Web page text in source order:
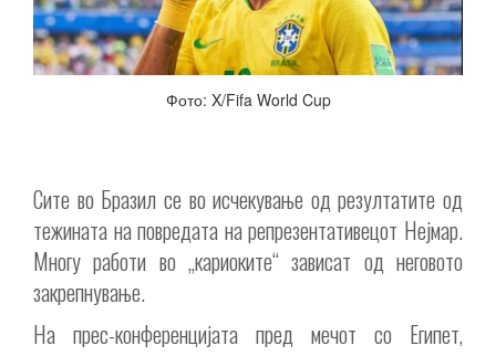
Фото: X/Fifa World Cup
Сите во Бразил се во исчекување од резултатите од
тежината на повредата на репрезентативецот Нејмар.
Многу работи во „кариоките“ зависат од неговото
закрепнување.
На прес-конференцијата пред мечот со Египет,